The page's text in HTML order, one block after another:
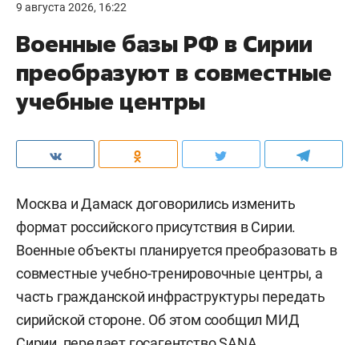
единства Татарстана. За эти годы его
участниками становились представители
республик Поволжья, а также исполнители из
Казахстана и Беларуси.
Комментарии 0
9 августа 2026, 16:22
Военные базы РФ в Сирии
преобразуют в совместные